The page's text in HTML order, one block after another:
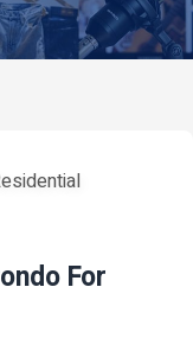
For